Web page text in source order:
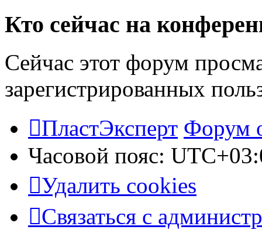
Кто сейчас на
Сейчас этот форум
зарегистрированных
ПластЭксперт Форум
Часовой пояс:
Удалить cookies
Связаться с